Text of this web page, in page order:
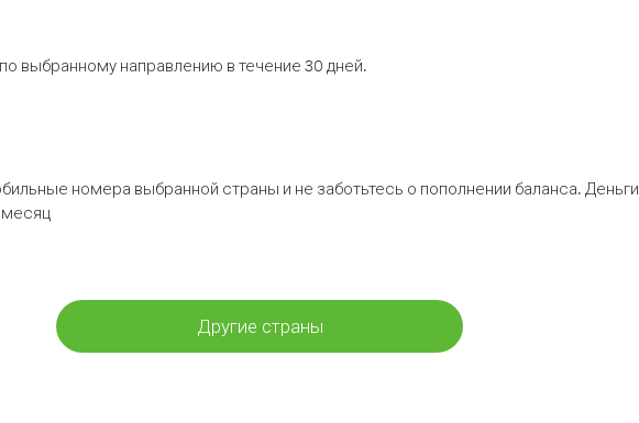
выбранному направлению в течение 30 дней.
номера выбранной страны и не заботьтесь о пополнении баланса. Деньги
месяц
Другие страны